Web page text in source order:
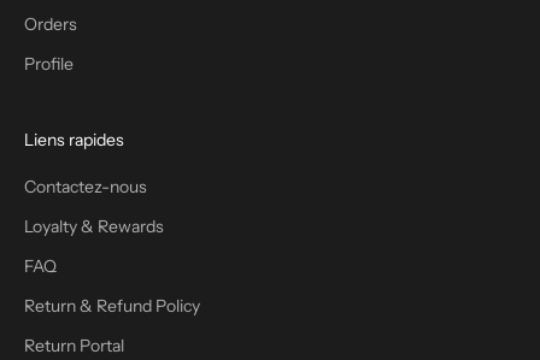
Orders
Profile
Liens rapides
Contactez-nous
Loyalty & Rewards
FAQ
Return & Refund Policy
Return Portal